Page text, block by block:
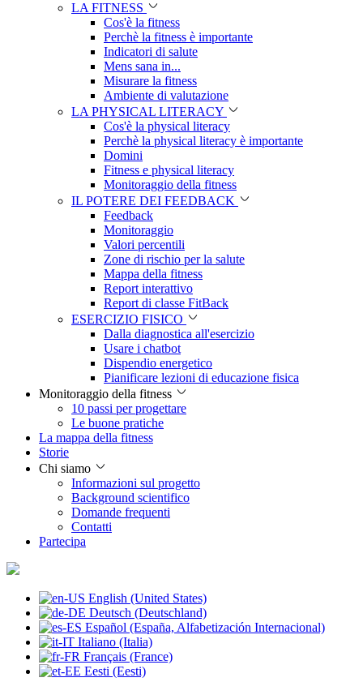
LA FITNESS
Cos'è la fitness
Perchè la fitness è importante
Indicatori di salute
Mens sana in...
Misurare la fitness
Ambiente di valutazione
LA PHYSICAL LITERACY
Cos'è la physical literacy
Perchè la physical literacy è importante
Domini
Fitness e physical literacy
Monitoraggio della fitness
IL POTERE DEI FEEDBACK
Feedback
Monitoraggio
Valori percentili
Zone di rischio per la salute
Mappa della fitness
Report interattivo
Report di classe FitBack
ESERCIZIO FISICO
Dalla diagnostica all'esercizio
Usare i chatbot
Dispendio energetico
Pianificare lezioni di educazione fisica
Monitoraggio della fitness
10 passi per progettare
Le buone pratiche
La mappa della fitness
Storie
Chi siamo
Informazioni sul progetto
Background scientifico
Domande frequenti
Contatti
Partecipa
English (United States)
Deutsch (Deutschland)
Español (España, Alfabetización Internacional)
Italiano (Italia)
Français (France)
Eesti (Eesti)